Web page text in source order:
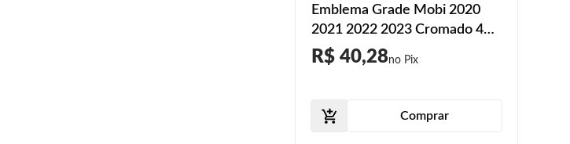
Emblema Grade Mobi 2020
2021 2022 2023 Cromado 4
Peças
R$ 40,28
Comprar